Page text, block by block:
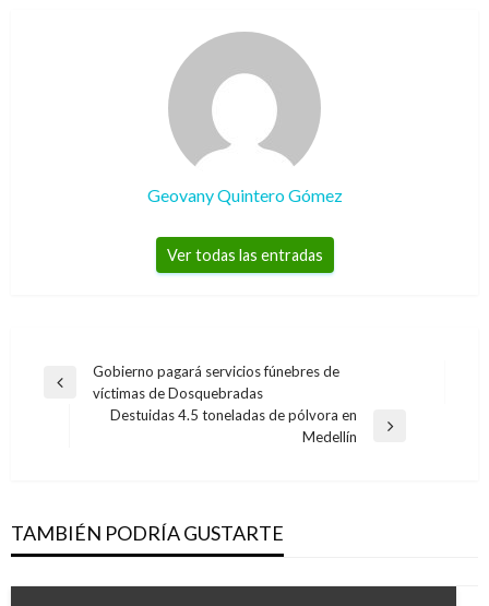
Geovany Quintero Gómez
Ver todas las entradas
Navegación
Entrada
Gobierno pagará servicios fúnebres de
víctimas de Dosquebradas
Destuidas 4.5 toneladas de pólvora en
Medellín
TAMBIÉN PODRÍA GUSTARTE